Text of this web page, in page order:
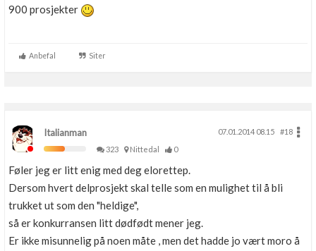
900 prosjekter
Anbefal Siter
Italianman 07.01.2014 08.15
#18
323
Nittedal 0
Føler jeg er litt enig med deg elorettep.
Dersom hvert delprosjekt skal telle som en mulighet til å bli
trukket ut som den "heldige",
så er konkurransen litt dødfødt mener jeg.
Er ikke misunnelig på noen måte , men det hadde jo vært moro å